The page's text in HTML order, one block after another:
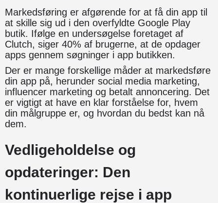
Markedsføring er afgørende for at få din app til
at skille sig ud i den overfyldte Google Play
butik. Ifølge en undersøgelse foretaget af
Clutch, siger 40% af brugerne, at de opdager
apps gennem søgninger i app butikken.
Der er mange forskellige måder at markedsføre
din app på, herunder social media marketing,
influencer marketing og betalt annoncering. Det
er vigtigt at have en klar forståelse for, hvem
din målgruppe er, og hvordan du bedst kan nå
dem.
Vedligeholdelse og
opdateringer: Den
kontinuerlige rejse i app